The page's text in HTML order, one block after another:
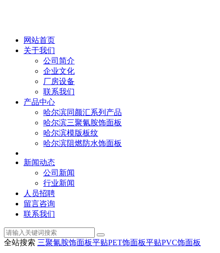
网站首页
关于我们
公司简介
企业文化
厂房设备
联系我们
产品中心
哈尔滨同颜汇系列产品
哈尔滨三聚氰胺饰面板
哈尔滨模版板纹
哈尔滨阻燃防水饰面板
新闻动态
公司新闻
行业新闻
人员招聘
留言咨询
联系我们
全站搜索 三聚氰胺饰面板平贴PET饰面板平贴PVC饰面板